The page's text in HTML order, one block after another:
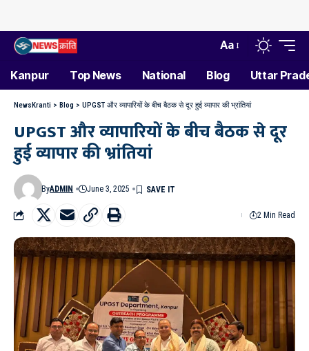
Aa
Kanpur Top News National Blog Uttar
NewsKranti > Blog > UPGST और व्यापारियों के बीच बैठक से दूर हुई व्यापार की भ्रांतियां
UPGST और व्यापारियों के बीच बैठक से दूर
हुई व्यापार की भ्रांतियां
ByADMIN June 3, 2025
2 Min Read